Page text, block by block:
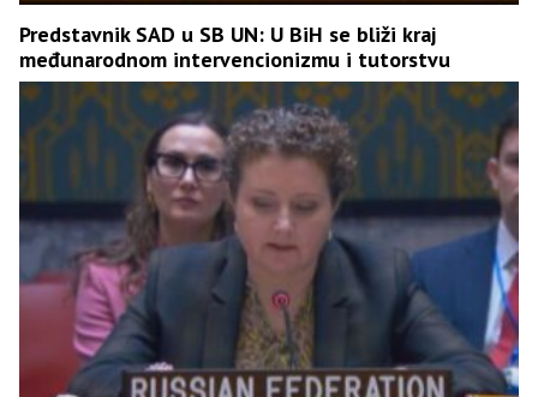
Predstavnik SAD u SB UN: U BiH se bliži kraj
međunarodnom intervencionizmu i tutorstvu